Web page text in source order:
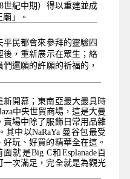
世紀中期）得以重建並成
」。
民都會來參拜的靈驗四
後，重新展示在眾生；絡
還願的許願的祈福的，
新開幕；東南亞最大最具時
中央世貿商場，這是大曼
場中除了服飾日常用品雜
中以NaRaYa 曼谷包最受
玩、好買的精華全在這。
就是Big C和Esplanade百
次滿足，完全就是為觀光